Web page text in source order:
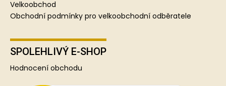
Velkoobchod
Obchodní podmínky pro velkoobchodní odběratele
SPOLEHLIVÝ E-SHOP
Hodnocení obchodu